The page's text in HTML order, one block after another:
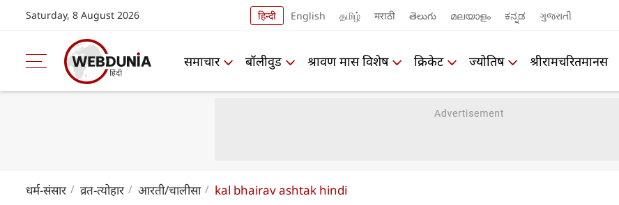
Saturday, 8 August 2026 हिन्दी English தமிழ் मराठी తెలుగు മലയാളം ಕನ್ನಡ ગુજરાતી
समाचार बॉलीवुड श्रावण मास विशेष क्रिकेट ज्योतिष श्रीरामचरितमानस
धर्म-संसार व्रत-त्योहार आरती/चालीसा kal bhairav ashtak hindi